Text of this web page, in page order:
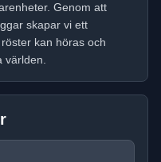
Genom att
skapar vi ett
kan höras och